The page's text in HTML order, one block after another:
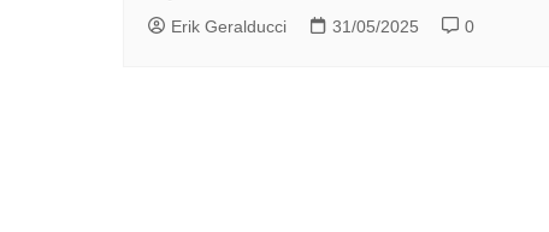
Erik Geralducci 31/05/2025 0